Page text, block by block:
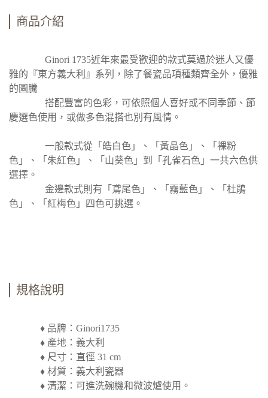
商品介紹
Ginori 1735近年來最受歡迎的款式莫過於迷人又優
雅的『東方義大利』系列，除了餐瓷品項種類齊全外，優雅
的圖騰
搭配豐富的色彩，可依照個人喜好或不同季節、節
慶選色使用，或做多色混搭也別有風情。
一般款式從「皓白色」、「黃晶色」、「裸粉
色」、「朱紅色」、「山葵色」到「孔雀石色」一共六色供
選擇。
金邊款式則有「鳶尾色」、「霧藍色」、「杜鵑
色」、「紅梅色」四色可挑選。
規格說明
♦ 品牌：Ginori1735
♦ 產地：義大利
♦ 尺寸：直徑 31 cm
♦ 材質：義大利瓷器
♦ 清潔：可進洗碗機和微波爐使用。